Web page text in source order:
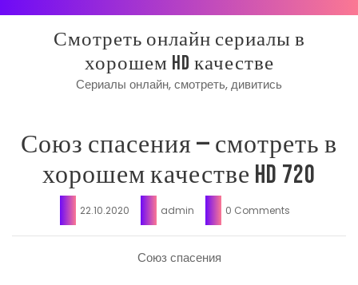
Смотреть онлайн сериалы в
хорошем HD качестве
Сериалы онлайн, смотреть, дивитись
Союз спасения — смотреть в
хорошем качестве hd 720
22.10.2020 admin 0 Comments
Союз спасения